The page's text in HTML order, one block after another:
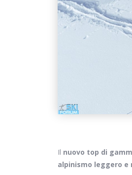
Il nuovo top di
alpinismo leggero e